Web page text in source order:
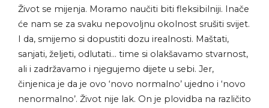
Život se mijenja. Moramo naučiti biti fleksibilniji. Inače
će nam se za svaku nepovoljnu okolnost srušiti svijet.
I da, smijemo si dopustiti dozu irealnosti. Maštati,
sanjati, željeti, odlutati… time si olakšavamo stvarnost,
ali i zadržavamo i njegujemo dijete u sebi. Jer,
činjenica je da je ovo ‘novo normalno’ ujedno i ‘novo
nenormalno’. Život nije lak. On je plovidba na različito